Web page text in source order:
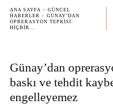
ANA SAYFA
GÜNCEL
HABERLER
GÜNAY’DAN
OPRERASYON TEPKISI:
HIÇBIR...
Günay’dan
baskı ve tehdit
engelleyemez